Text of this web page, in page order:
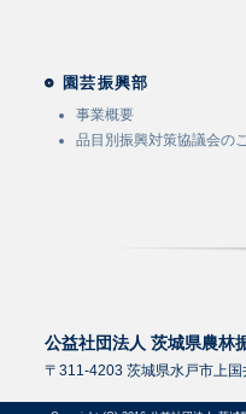
園芸振興部
事業概要
品目別振興対策協議会の
公益社団法人 茨城県農林
〒311-4203 茨城県水戸市上